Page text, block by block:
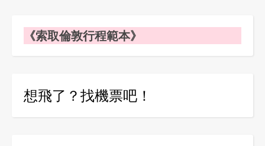
《索取倫敦行程範本》
想飛了？找機票吧！